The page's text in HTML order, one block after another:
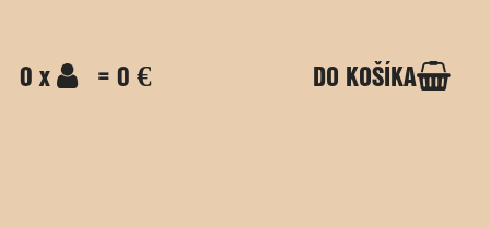
0 x = 0 € DO KOŠÍKA